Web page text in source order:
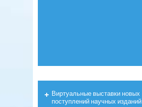
Виртуальные выставки новых
поступлений научных изданий